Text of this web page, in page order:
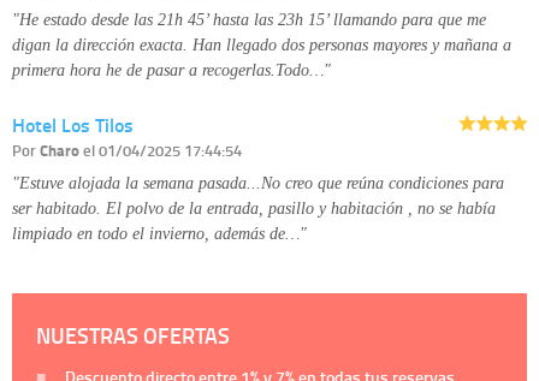
"He estado desde las 21h 45’ hasta las 23h 15’ llamando para que me
digan la dirección exacta. Han llegado dos personas mayores y mañana a
primera hora he de pasar a recogerlas.Todo…"
Hotel Los Tilos
PorCharoel 01/04/2025 17:44:54
"Estuve alojada la semana pasada...No creo que reúna condiciones para
ser habitado. El polvo de la entrada, pasillo y habitación , no se había
limpiado en todo el invierno, además de…"
NUESTRAS OFERTAS